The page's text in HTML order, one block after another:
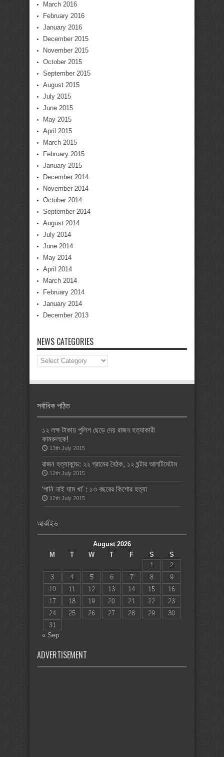
March 2016
February 2016
January 2016
December 2015
November 2015
October 2015
September 2015
August 2015
July 2015
June 2015
May 2015
April 2015
March 2015
February 2015
January 2015
December 2014
November 2014
October 2014
September 2014
August 2014
July 2014
June 2014
May 2014
April 2014
March 2014
February 2014
January 2014
December 2013
NEWS CATEGORIES
News
Categories
সর্বাধিক পঠিত
১২ লক্ষ টাকায় পুলিশ ছেড়ে দেয় রাজন হত্যাকারী
কামরুলকে!
13th July 2015
রাজন হত্যাকান্ড: ২২ গ্রামের বৈঠক, ১২ ঘন্টার আলটিমেটাম
12th July 2015
‘পানি নাই ঘাম খা’ : ১৩ বছরের কিশোর হত্যা
12th July 2015
আর্কাইভ
August 2026
M
T W T F S
S
1
2
3
4 5 6 7 8
9
10
11 12 13 14 15
16
17
18 19 20 21 22
23
24
25 26 27 28 29
30
31
« Sep
ADVERTISEMENT